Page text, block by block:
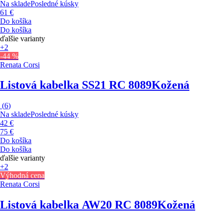
Na skladePosledné kúsky
61 €
Do košíka
Do košíka
ďalšie varianty
+2
-44 %
Renata Corsi
Listová kabelka SS21 RC 8089Kožená
(6)
Na skladePosledné kúsky
42 €
75 €
Do košíka
Do košíka
ďalšie varianty
+2
Výhodná cena
Renata Corsi
Listová kabelka AW20 RC 8089Kožená